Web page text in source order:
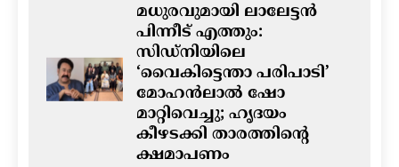
മധുരവുമായി ലാലേട്ടൻ
പിന്നീട് എത്തും:
സിഡ്നിയിലെ
‘വൈകിട്ടെന്താ പരിപാടി’
മോഹൻലാൽ ഷോ
മാറ്റിവെച്ചു; ഹൃദയം
കീഴടക്കി താരത്തിന്റെ
ക്ഷമാപണം